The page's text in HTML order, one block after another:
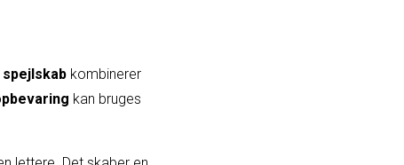
spejlskab kombinerer
kan bruges